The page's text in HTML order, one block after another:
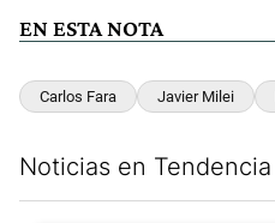
EN ESTA NOTA
Carlos Fara Javier Milei
Noticias en Tendencia